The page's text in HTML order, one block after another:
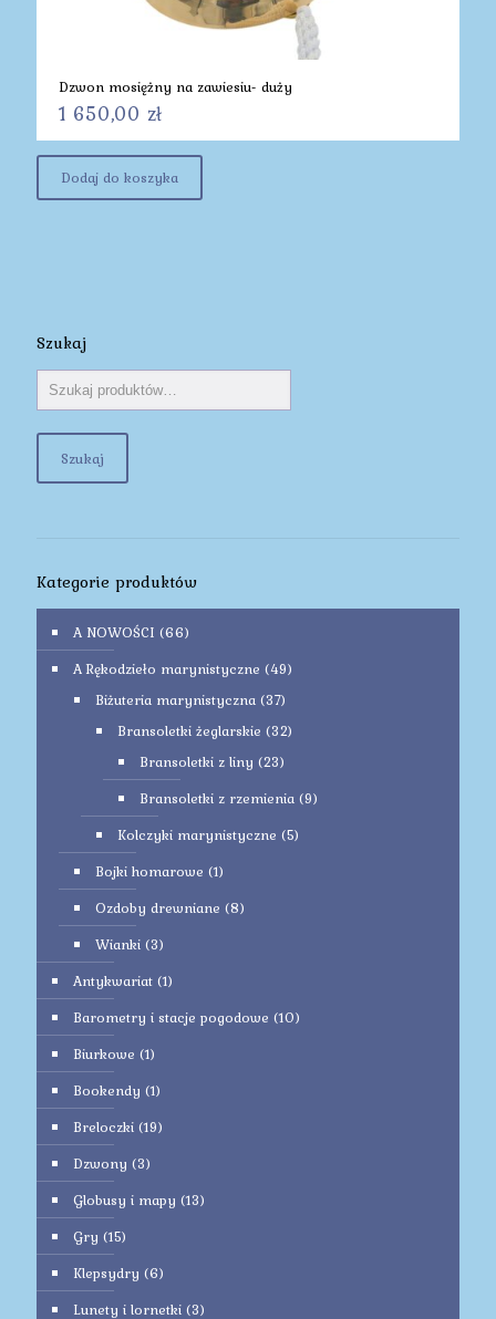
Dzwon mosiężny na zawiesiu- duży
1 650,00 zł
Dodaj do koszyka
Szukaj
Szukaj
Kategorie produktów
A NOWOŚCI (66)
A Rękodzieło marynistyczne (49)
Biżuteria marynistyczna (37)
Bransoletki żeglarskie (32)
Bransoletki z liny (23)
Bransoletki z rzemienia (9)
Kolczyki marynistyczne (5)
Bojki homarowe (1)
Ozdoby drewniane (8)
Wianki (3)
Antykwariat (1)
Barometry i stacje pogodowe (10)
Biurkowe (1)
Bookendy (1)
Breloczki (19)
Dzwony (3)
Globusy i mapy (13)
Gry (15)
Klepsydry (6)
Lunety i lornetki (3)